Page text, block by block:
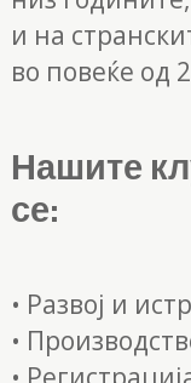
и на
во повеќе од
Нашите
се:
• Развој и
•